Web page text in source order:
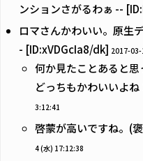
ンションさがるわぁ --
ロマさんかわいい。原生
- [ID:xVDGcIa8/dk] 2017-
何か見たことあると思
どっちもかわいいよ
3:12:41
啓蒙が高いですね。(
4 (水) 17:12:38